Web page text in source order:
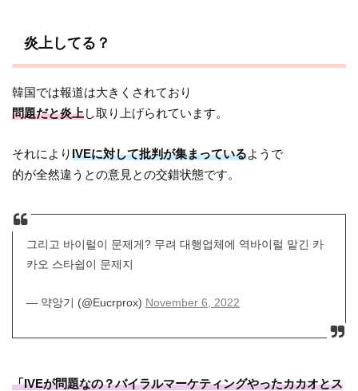
炎上してる？
韓国では報道は大きくされており
問題だと炎上し取り上げられています。
それによりIVEに対して批判が集まっているようで
的が全然違うとの意見との交錯状態です。
그리고 바이럴이 문제게? 무려 대행업체에 역바이럴 맡긴 카
카오 스타쉽이 문제지
— 약앙기 (@Eucrprox) November 6, 2022
「IVEが問題なの？バイラルマーケティングやったカカオとス